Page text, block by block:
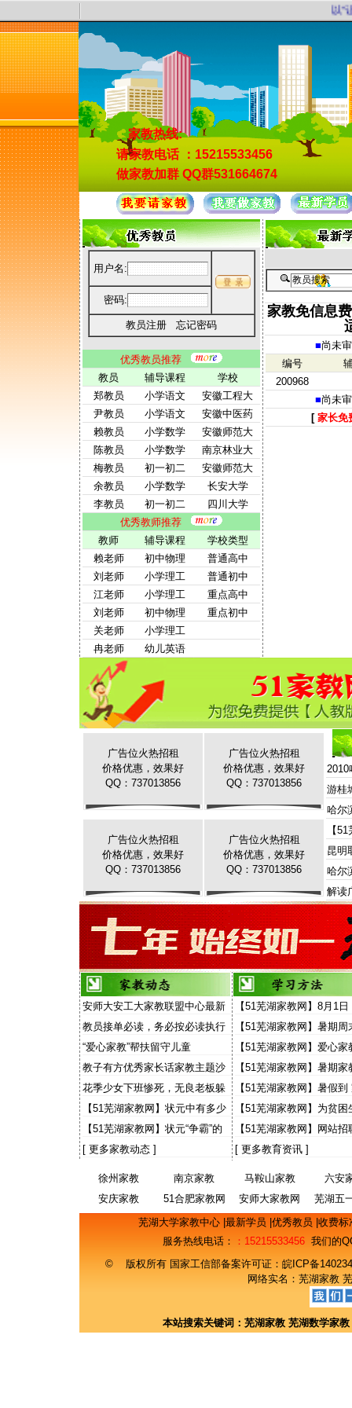
以“
家教热线:
请家教电话 ：15215533456
做家教加群 QQ群531664674
用户名:
密码:
教员注册 忘记密码
优秀教员推荐
教员
辅导课程
学校
郑教员
小学语文
安徽工程大
尹教员
小学语文
安徽中医药
赖教员
小学数学
安徽师范大
陈教员
小学数学
南京林业大
梅教员
初一初二
安徽师范大
余教员
小学数学
长安大学
李教员
初一初二
四川大学
优秀教师推荐
教师
辅导课程
学校类型
赖老师
初中物理
普通高中
刘老师
小学理工
普通初中
江老师
小学理工
重点高中
刘老师
初中物理
重点初中
关老师
小学理工
冉老师
幼儿英语
家教免信息
■尚未
编号
200968
■尚未
[ 家长免
广告位火热招租
价格优惠，效果好
QQ：737013856
广告位火热招租
价格优惠，效果好
QQ：737013856
2010
游桂
哈尔
【
昆明
哈尔
解读
广告位火热招租
价格优惠，效果好
QQ：737013856
广告位火热招租
价格优惠，效果好
QQ：737013856
安师大安工大家教联盟中心最新
家教信息
教员接单必读，务必按必读执行
“爱心家教”帮扶留守儿童
教子有方优秀家长话家教主题沙
龙
花季少女下班惨死，无良老板躲
猫猫，天理何在？国法何在？
【51芜湖家教网】状元中有多少
来自农村
【51芜湖家教网】状元“争霸”的
意义
[ 更多家教动态 ]
【51芜湖家教网】8月1日
场“家教”演讲面向家长和
【51芜湖家教网】暑期周
费去听“家教大讲堂”
【51芜湖家教网】爱心家
出感人故事 “小老师”讲13
【51芜湖家教网】暑期家
大学生有些灰心
【51芜湖家教网】暑假
【51芜湖家教网】为贫困
事 财大预录生自荐当免
【51芜湖家教网】网站招
期工主流找工渠道 50%
[ 更多教育资讯 ]
徐州家教 南京家教 马鞍山家教
六安
安庆家教
51合肥家教网 安师大家教网
芜湖五
网
芜湖大学家教中心 最新学员 优秀教员 收费
服务热线电话：
：15215533456 我们的
© 版权所有 国家工信部备案许可证： 皖ICP备
网络实名： 芜湖家教
本站搜索关键词： 芜湖家教 芜湖数学家教